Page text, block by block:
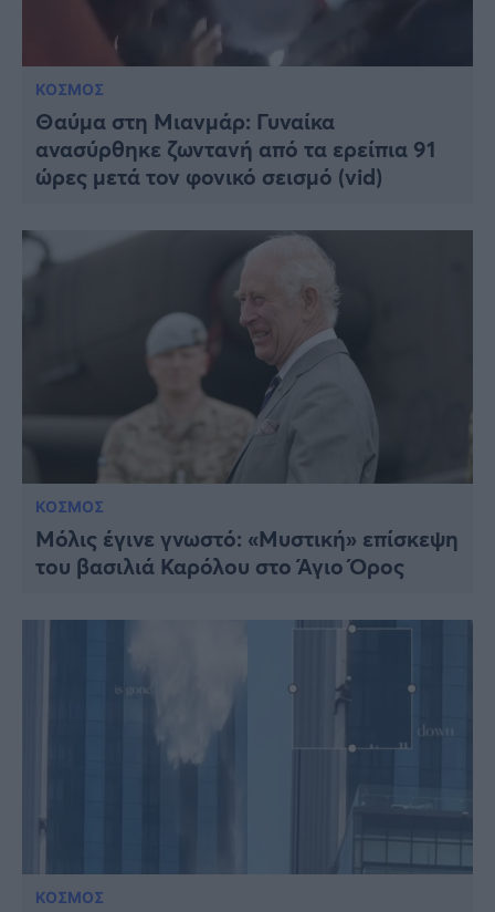
ΚΟΣΜΟΣ
Θαύμα στη Μιανμάρ: Γυναίκα
ανασύρθηκε ζωντανή από τα ερείπια 91
ώρες μετά τον φονικό σεισμό (vid)
ΚΟΣΜΟΣ
Μόλις έγινε γνωστό: «Μυστική» επίσκεψη
του βασιλιά Καρόλου στο Άγιο Όρος
ΚΟΣΜΟΣ